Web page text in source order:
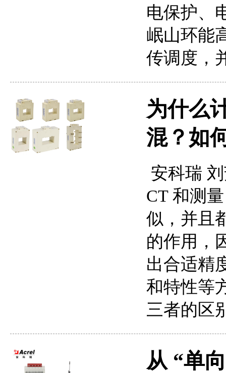
电保护、
岷山环能
传调度，
为什么
混？如
安科瑞
CT 和测
似，并且
的作用，
出合适精
和特性等
三者的区
从 “单